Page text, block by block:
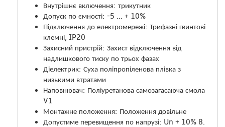
Внутрішнє включення: трикутник
Допуск по ємності: -5 ... + 10%
Підключення до електромережі: Трифазні гвинтові
клемні, IP20
Захисний пристрій: Захист відключення від
надлишкового тиску по трьох фазах
Діелектрик: Суха поліпропіленова плівка з
низькими втратами
Наповнювач: Поліуретанова самозагасаюча смола
V1
Монтажне положення: Положення довільне
Допустиме перевищення по напрузі: Un + 10% 8.